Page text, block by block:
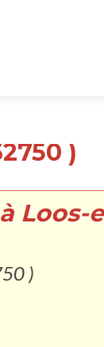
)
Loos-
)